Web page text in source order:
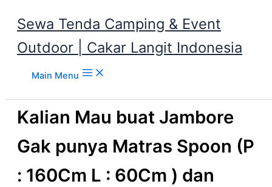
Sewa Tenda Camping & Event
Outdoor | Cakar Langit Indonesia
Main Menu
Kalian Mau buat Jambore
Gak punya Matras Spoon (P
: 160Cm L : 60Cm ) dan